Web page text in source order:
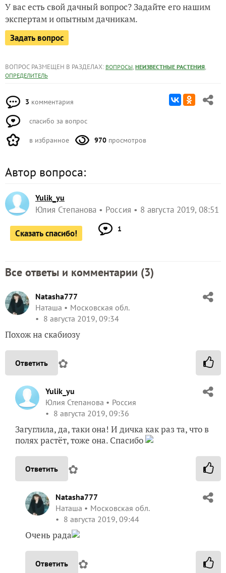
У вас есть свой дачный вопрос? Задайте его нашим
экспертам и опытным дачникам.
Задать вопрос
ВОПРОС РАЗМЕЩЕН В РАЗДЕЛАХ: ВОПРОСЫ, НЕИЗВЕСТНЫЕ РАСТЕНИЯ,
ОПРЕДЕЛИТЕЛЬ
3 комментария
спасибо за вопрос
в избранное 970 просмотров
Автор вопроса:
Yulik_yu
Юлия Степанова Россия 8 августа 2019, 08:51
Сказать спасибо! 1
Все ответы и комментарии (3)
Natasha777
Наташа
Московская обл.
8 августа 2019, 09:34
Похож на скабиозу
Ответить ✿
Yulik_yu
Юлия Степанова
Россия
8 августа 2019, 09:36
Загуглила, да, таки она! И дичка как раз та, что в
полях растёт, тоже она. Спасибо
Ответить ✿
Natasha777
Наташа
Московская обл.
8 августа 2019, 09:44
Очень рада
Ответить ✿